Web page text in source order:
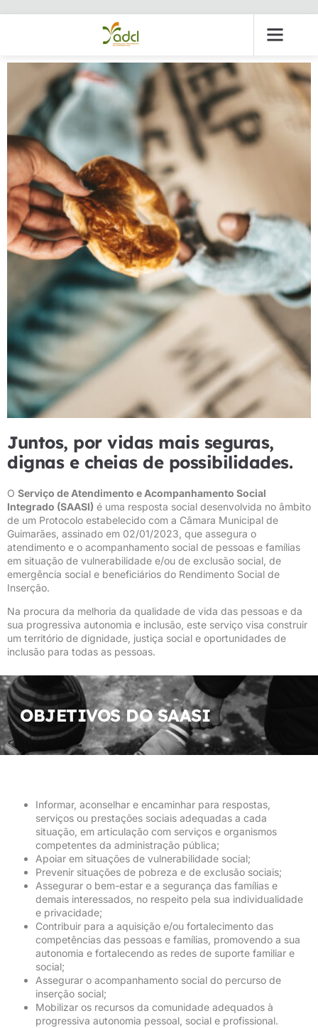
Juntos, por vidas mais seguras,
dignas e cheias de possibilidades.
O Serviço de Atendimento e Acompanhamento Social
Integrado (SAASI) é uma resposta social desenvolvida no âmbito
de um Protocolo estabelecido com a Câmara Municipal de
Guimarães, assinado em 02/01/2023, que assegura o
atendimento e o acompanhamento social de pessoas e famílias
em situação de vulnerabilidade e/ou de exclusão social, de
emergência social e beneficiários do Rendimento Social de
Inserção.
Na procura da melhoria da qualidade de vida das pessoas e da
sua progressiva autonomia e inclusão, este serviço visa construir
um território de dignidade, justiça social e oportunidades de
inclusão para todas as pessoas.
OBJETIVOS DO SAASI
Informar, aconselhar e encaminhar para respostas,
serviços ou prestações sociais adequadas a cada
situação, em articulação com serviços e organismos
competentes da administração pública;
Apoiar em situações de vulnerabilidade social;
Prevenir situações de pobreza e de exclusão sociais;
Assegurar o bem-estar e a segurança das famílias e
demais interessados, no respeito pela sua individualidade
e privacidade;
Contribuir para a aquisição e/ou fortalecimento das
competências das pessoas e famílias, promovendo a sua
autonomia e fortalecendo as redes de suporte familiar e
social;
Assegurar o acompanhamento social do percurso de
inserção social;
Mobilizar os recursos da comunidade adequados à
progressiva autonomia pessoal, social e profissional.